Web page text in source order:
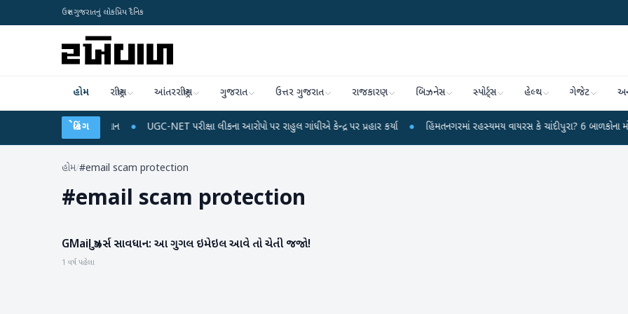
ઉત્તર ગુજરાતનું લોકપ્રિય દૈનિક
હોમ રાષ્ટ્રીય આંતરરાષ્ટ્રીય ગુજરાત ઉત્તર ગુજરાત રાજકારણ બિઝનેસ સ્પોર્ટ્સ હેલ્થ ગેજેટ
બ્રેકિંગ
અને ડેટા પ્લાન UGC-NET પરીક્ષા લીકના આરોપો પર રાહુલ ગાંધીએ કેન્દ્ર પર પ્રહાર કર્યા ● હિંમતનગરમાં રહસ્યમય વાયરસ કે ચાંદીપુરા? 6 બાળકોના મોતથી
હોમ/#email scam protection
#email scam protection
ગેજેટ
GMail યુઝર્સ સાવધાન: આ ગુગલ ઇમેઇલ આવે તો ચેતી જજો!
1 વર્ષ પહેલા